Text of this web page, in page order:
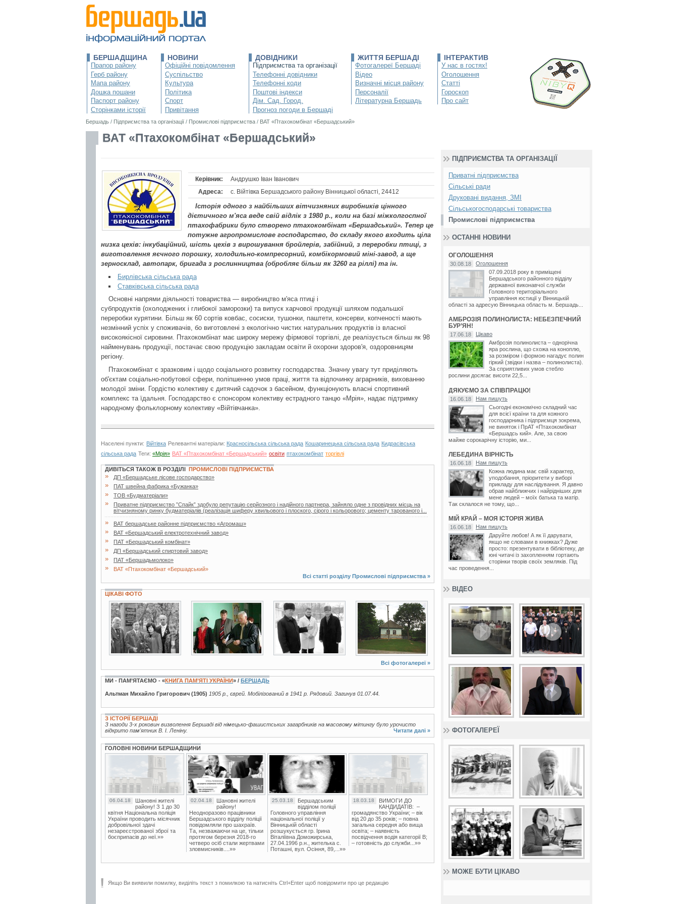
БЕРШАДЩИНА
Прапор району
Герб району
Мапа району
Дошка пошани
Паспорт району
Сторінками історії
НОВИНИ
Офіційні повідомлення
Суспільство
Культура
Політика
Спорт
Привітання
ДОВІДНИКИ
Підприємства та організації
Телефонні довідники
Телефонні коди
Поштові індекси
Дім. Сад. Город.
Прогноз погоди в Бершаді
ЖИТТЯ БЕРШАДІ
Фотогалереї Бершаді
Відео
Визначні місця району
Персоналії
Літературна Бершадь
ІНТЕРАКТИВ
У нас в гостях!
Оголошення
Статті
Гороскоп
Про сайт
Бершадь / Підприємства та організації / Промислові підприємства / ВАТ «Птахокомбінат «Бершадський»
ВАТ «Птахокомбінат «Бершадський»
Керівник:
Андрушко Іван Іванович
Адреса:
с. Війтівка Бершадського району Вінницької області, 24412
Історія одного з найбільших вітчизняних виробників цінного
дієтичного м'яса веде свій відлік з 1980 p., коли на базі міжколгоспної
птахофабрики було створено птахокомбінат «Бершадський». Тепер це
потужне агропромислове господарство, до складу якого входить ціла
низка цехів: інкубаційний, шість цехів з вирошування бройлерів, забійний, з переробки птиці, з
виготовлення яєчного порошку, холодильно-компресорний, комбікормовий міні-завод, а ще
зерносклад, автопарк, бригада з рослинництва (обробляє більш як 3260 га ріллі) та ін.
Бирлівська сільська рада
Ставківська сільська рада
Основні напрями діяльності товариства — виробництво м'яса птиці і
субпродуктів (охолоджених і глибокої заморозки) та випуск харчової продукції шляхом подальшої
переробки курятини. Більш як 60 сортів ковбас, сосиски, тушонки, паштети, консерви, копченості мають
незмінний успіх у споживачів, бо виготовлені з екологічно чистих натуральних продуктів із власної
високоякісної сировини. Птахокомбінат має широку мережу фірмової торгівлі, де реалізується більш як 98
найменувань продукції, постачає свою продукцію закладам освіти й охорони здоров'я, оздоровницям
регіону.
Птахокомбінат є зразковим і щодо соціального розвитку господарства. Значну увагу тут приділяють
об'єктам соціально-побутової сфери, поліпшенню умов праці, життя та відпочинку аграрників, вихованню
молодої зміни. Гордістю колективу є дитячий садочок з басейном, функціонують власні спортивний
комплекс та їдальня. Господарство є спонсором колективу естрадного танцю «Мрія», надає підтримку
народному фольклорному колективу «Війтівчанка».
Населені пункти: Війтівка Релевантні матеріали: Красносільська сільська рада Кошаринецька сільська рада Кидрасівська
сільська рада Теги: «Мрія» ВАТ «Птахокомбінат «Бершадський» освіти птахокомбінат торгівлі
ДИВІТЬСЯ ТАКОЖ В РОЗДІЛІ ПРОМИСЛОВІ ПІДПРИЄМСТВА
» ДП «Бершадське лісове господарство»
» ПАТ швейна фабрика «Бужанка»
» ТОВ «Будматеріали»
»
Приватне підприємство ”Спайк” здобуло репутацію серйозного і надійного партнера, зайняло одне з провідних місць на
вітчизняному ринку будматеріалів (реалізація шиферу хвильового і плоского, сірого і кольорового; цементу тарованого і...
» ВАТ бершадське районне підприємство «Агромаш»
» ВАТ «Бершадський електротехнічний завод»
» ПАТ «Бершадський комбінат»
» ДП «Бершадський спиртовий завод»
» ПАТ «Бершадьмолоко»
»
ВАТ «Птахокомбінат «Бершадський»
Всі статті розділу Промислові підприємства »
ЦІКАВІ ФОТО
2 фото 2 фото 75 фото
Всі фотогалереї »
МИ - ПАМ’ЯТАЄМО - «КНИГА ПАМ’ЯТІ УКРАЇНИ» / БЕРШАДЬ
Альтман Михайло Григорович (1905) 1905 р., єврей. Мобілізований в 1941 р. Рядовий. Загинув 01.07.44.
З ІСТОРІЇ БЕРШАДІ
З нагоди 3-х роковин визволення Бершаді від німецько-фашистських загарбників на масовому мітингу було урочисто
відкрито пам'ятник В. І. Леніну.
Читати далі »
ГОЛОВНІ НОВИНИ БЕРШАДЩИНИ
06.04.18
Шановні жителі
району! З 1 до 30
квітня Національна поліція
України проводить місячник
добровільної здачі
незареєстрованої зброї та
боєприпасів до неї.»»
02.04.18
Шановні жителі
району!
Неодноразово працівники
Бершадського відділу поліції
повідомляли про шахраїв.
Та, незважаючи на це, тільки
протягом березня 2018-го
четверо осіб стали жертвами
зловмисників....»»
25.03.18
Бершадським
відділом поліції
Головного управління
національної поліції у
Вінницькій області
розшукується гр. Ірина
Віталіївна Доможирська,
27.04.1996 р.н., жителька с.
Поташні, вул. Осіння, 89,...»»
18.03.18
ВИМОГИ ДО
КАНДИДАТІВ: –
громадянство України; – вік
від 20 до 35 років; – повна
загальна середня або вища
освіта; – наявність
посвідчення водія категорії В;
– готовність до служби...»»
Якщо Ви виявили помилку, виділіть текст з помилкою та натисніть Ctrl+Enter щоб повідомити про це редакцію
ПІДПРИЄМСТВА ТА ОРГАНІЗАЦІЇ
Приватні підприємства
Сільські ради
Друковані видання, ЗМІ
Сільськогосподарські товариства
Промислові підприємства
ОСТАННІ НОВИНИ
ОГОЛОШЕННЯ
30.08.18
Оголошення
07.09.2018 року в приміщені
Бершадського районного відділу
державної виконавчої служби
Головного територіального
управління юстиції у Вінницькій
області за адресую Вінницька область м. Бершадь...
АМБРОЗІЯ ПОЛИНОЛИСТА: НЕБЕЗПЕЧНИЙ
БУР’ЯН!
17.06.18
Цікаво
Амброзія полинолиста – однорічна
яра рослина, що схожа на коноплю,
за розміром і формою нагадує полин
гіркий (звідки і назва – полинолиста).
За сприятливих умов стебло
рослини досягає висоти 22,5...
ДЯКУЄМО ЗА СПІВПРАЦЮ!
16.06.18
Нам пишуть
Сьогодні економічно складний час
для всієї країни та для кожного
господарника і підприємця зокрема,
не виняток і ПрАТ «Птахокомбінат
«Бершадсь кий». Але, за свою
майже сорокарічну історію, ми...
ЛЕБЕДИНА ВІРНІСТЬ
16.06.18
Нам пишуть
Кожна людина має свій характер,
уподобання, пріоритети у виборі
прикладу для наслідування. Я давно
обрав найближчих і найрідніших для
мене людей – моїх батька та матір.
Так склалося не тому, що...
МІЙ КРАЙ – МОЯ ІСТОРІЯ ЖИВА
16.06.18
Нам пишуть
Даруйте любов! А як її дарувати,
якщо не словами в книжках? Дуже
просто: презентувати в бібліотеку, де
юні читачі із захопленням гортають
сторінки творів своїх земляків. Під
час проведення...
ВІДЕО
ФОТОГАЛЕРЕЇ
МОЖЕ БУТИ ЦІКАВО